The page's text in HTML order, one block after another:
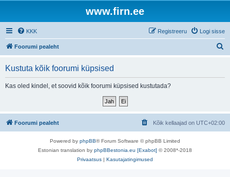
www.firn.ee
KKK Logi sisse
Registreeru
Foorumi pealeht
Kustuta kõik foorumi küpsised
Kas oled kindel, et soovid kõik foorumi küpsised kustutada?
Foorumi pealeht Kõik kellaajad on UTC+02:00
Powered by phpBB® Forum Software © phpBB Limited
Estonian translation by phpBBestonia.eu [Exabot] © 2008*-2018
Privaatsus | Kasutajatingimused